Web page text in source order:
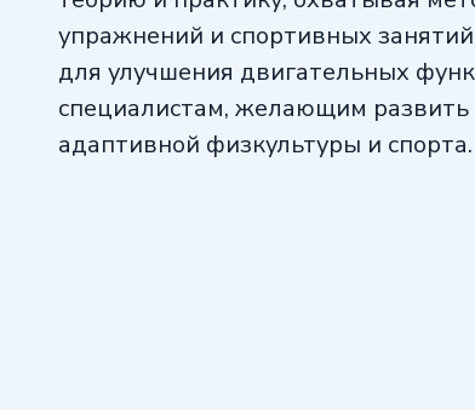
упражнений и спортивных
для улучшения двигательных
специалистам, желающим
адаптивной физкультуры и спорта.